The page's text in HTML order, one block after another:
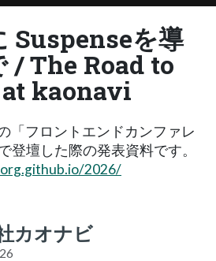
Suspenseを導
/ The Road to
kaonavi
「フロントエンドカンファレ
登壇した際の発表資料です。
2026/
カオナビ